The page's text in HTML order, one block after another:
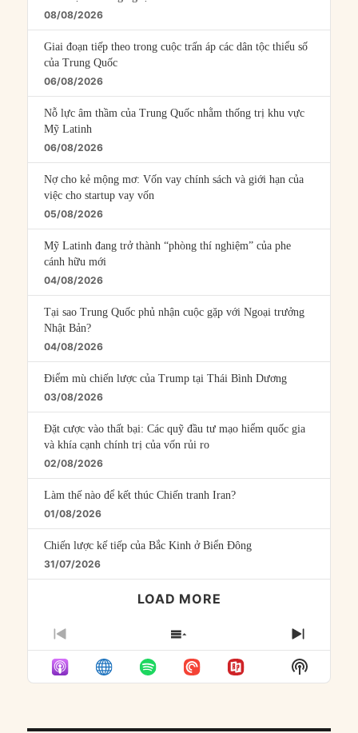
08/08/2026
Giai đoạn tiếp theo trong cuộc trấn áp các dân tộc thiểu số
của Trung Quốc
06/08/2026
Nỗ lực âm thầm của Trung Quốc nhằm thống trị khu vực
Mỹ Latinh
06/08/2026
Nợ cho kẻ mộng mơ: Vốn vay chính sách và giới hạn của
việc cho startup vay vốn
05/08/2026
Mỹ Latinh đang trở thành “phòng thí nghiệm” của phe
cánh hữu mới
04/08/2026
Tại sao Trung Quốc phủ nhận cuộc gặp với Ngoại trưởng
Nhật Bản?
04/08/2026
Điểm mù chiến lược của Trump tại Thái Bình Dương
03/08/2026
Đặt cược vào thất bại: Các quỹ đầu tư mạo hiểm quốc gia
và khía cạnh chính trị của vốn rủi ro
02/08/2026
Làm thế nào để kết thúc Chiến tranh Iran?
01/08/2026
Chiến lược kế tiếp của Bắc Kinh ở Biển Đông
31/07/2026
LOAD MORE
PREVIOUS
EPISODE
SHOW
EPISODES
LIST
NEXT
Show
Podcast